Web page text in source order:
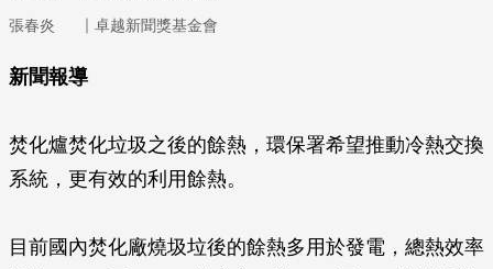
張春炎
｜ 卓越新聞獎基金會
新聞報導
焚化爐焚化垃圾之後的餘熱，環保署希望推動冷熱交換
系統，更有效的利用餘熱。
目前國內焚化廠燒圾垃後的餘熱多用於發電，總熱效率